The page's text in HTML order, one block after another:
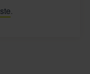
.